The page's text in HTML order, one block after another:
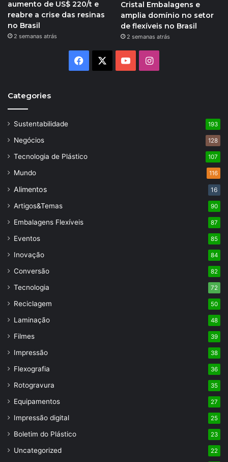
aumento de US$ 220/t e
reabre a crise das resinas
no Brasil
2 semanas atrás
Cristal Embalagens e
amplia domínio no setor
de flexíveis no Brasil
2 semanas atrás
Facebook YouTubeInstagram
Categories
Sustentabilidade 193
Negócios 128
Tecnologia de Plástico 107
Mundo 116
Alimentos 16
Artigos&Temas 90
Embalagens Flexíveis 87
Eventos 85
Inovação 84
Conversão 82
Tecnologia 72
Reciclagem 50
Laminação 48
Filmes 39
Impressão 38
Flexografia 36
Rotogravura 35
Equipamentos 27
Impressão digital 25
Boletim do Plástico 23
Uncategorized 22